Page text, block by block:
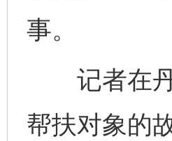
事。
记者在丹
帮扶对象的